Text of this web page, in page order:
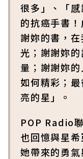
很多」、「
的抗癌手書
謝妳的書，
光；謝謝妳
量；謝謝妳
如何精彩；
亮的星」。
POP Radio
也回憶與星
她帶來的勇